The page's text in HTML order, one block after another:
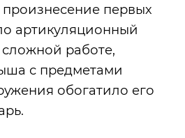
произнесение первых
артикуляционный
работе,
с предметами
обогатило его